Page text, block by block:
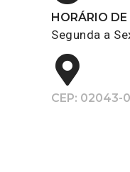
HORÁRIO
Segunda a
CEP: 02043-